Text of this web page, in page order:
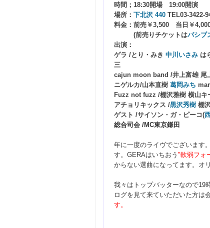
時間；18:30開場 19:00開演
場所： 下北沢 440 TEL03-3422-
料金：前売￥3,500 当日￥
(前売りチケットはバシブ
出演：
ゲラ /とり・みき 中川いさみ は
三
cajun moon band /井上富雄 尾
ニゲルカ/山本直樹 葛岡みち
Fuzz not fuzz /棚沢雅樹 横山キ
アチョリキックス /黒沢秀樹 棚
ゲスト /サイソン・ガ・ピーコ(
総合司会 /MC東京鎌田
年に一度のライヴでございます
す。GERAはいちおう "軟弱フォ
からない選曲になってます。オ
我々はトップバッターなので19
ログを見て来ていただいた方は
す。